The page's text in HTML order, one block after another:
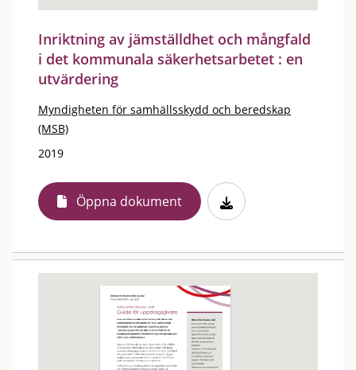
Inriktning av jämställdhet och mångfald
i det kommunala säkerhetsarbetet : en
utvärdering
Myndigheten för samhällsskydd och beredskap
(MSB)
2019
Öppna dokument